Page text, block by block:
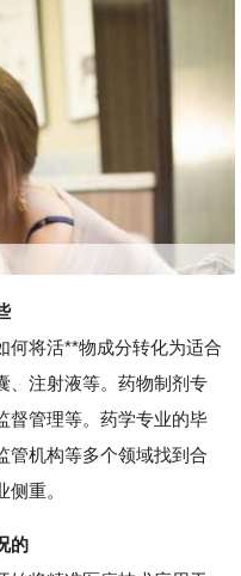
将活**物成分转化为适合
、注射液等。药物制剂专
督管理等。药学专业的毕
管机构等多个领域找到合
重。
的